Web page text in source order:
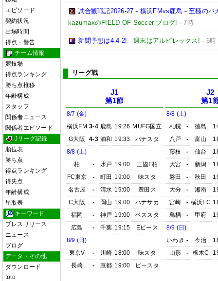
エピソード
契約状況
出場時間
得点・警告
チーム情報
競技場
得点ランキング
勝ち点推移
年齢構成
スタッフ
関係者ニュース
関係者エピソード
Jリーグ記録
順位表
勝ち点
得点ランキング
得失点
年齢構成
星取表
キーワード
プレスリリース
ニュース
ブログ
データ・その他
ダウンロード
toto
試合観戦記2026-27～横浜FMvs鹿島～至極の
kazumaxのFIELD OF Soccer ブログ! -7時
新聞予想は4-4-2! -週末はアルビレックス! - 6時
リーグ戦
J1
第1節
8/7 (金)
横浜FM 3-4 鹿島 19:26 MUFG国立
G大阪
4-3 浦和 19:33
パナスタ
8/8 (土)
柏
- 水戸 19:00
三協F柏
FC東京
- 町田 19:00
味スタ
名古屋
- 清水 19:00
豊田ス
C大阪
- 岡山 19:00
ハナサカ
福岡
- 神戸 19:00
ベススタ
広島
- 千葉 19:15
Eピース
8/9 (日)
東京V
- 川崎 18:00
味スタ
長崎
- 京都 19:00 ピースタ
J2
第1
8/8 (土)
札幌
- 徳島
八戸
- 富山
藤枝
- 仙台
大宮
- 新潟
磐田
- 秋田
大分
- 湘南
宮崎
- 横浜FC
鳥栖
- 甲府
8/9 (日)
いわき - 今治
山形
- 栃木C